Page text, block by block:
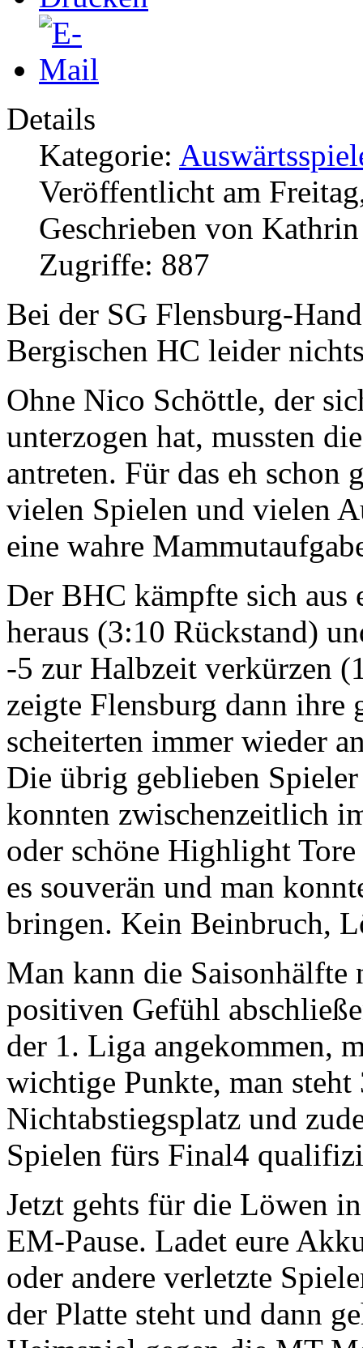
Details
Kategorie:
Veröffentlicht am
Geschrieben von
Zugriffe: 887
Bei der SG Flensburg-
Bergischen HC leider
Ohne Nico Schöttle, der
unterzogen hat, mussten
antreten. Für das eh schon
vielen Spielen und vielen
eine wahre
Der BHC kämpfte sich aus
heraus (3:10 Rückstand)
-5 zur Halbzeit verkürzen
zeigte Flensburg dann ihre
scheiterten immer wieder
Die übrig geblieben
konnten zwischenzeitlich
oder schöne Highlight
es souverän und man
bringen. Kein Beinbruch,
Man kann die
positiven Gefühl
der 1. Liga angekommen,
wichtige Punkte, man
Nichtabstiegsplatz und
Spielen fürs Final4
Jetzt gehts für die Löwen
EM-Pause. Ladet eure
oder andere verletzte
der Platte steht und dann